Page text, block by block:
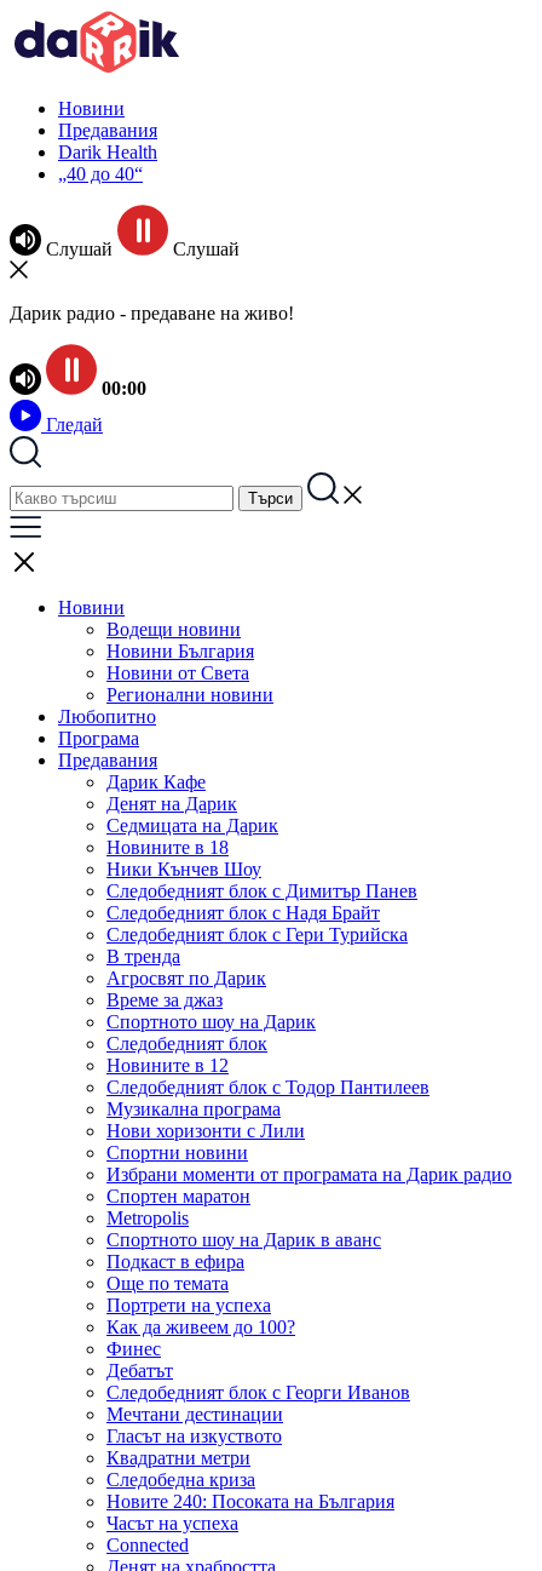
Новини
Предавания
Darik Health
„40 до 40“
Слушай Слушай
Дарик радио - предаване на живо!
00:00
Гледай
Новини
Водещи новини
Новини България
Новини от Света
Регионални новини
Любопитно
Програма
Предавания
Дарик Кафе
Денят на Дарик
Седмицата на Дарик
Новините в 18
Ники Кънчев Шоу
Следобедният блок с Димитър Панев
Следобедният блок с Надя Брайт
Следобедният блок с Гери Турийска
В тренда
Агросвят по Дарик
Време за джаз
Спортното шоу на Дарик
Следобедният блок
Новините в 12
Следобедният блок с Тодор Пантилеев
Музикална програма
Нови хоризонти с Лили
Спортни новини
Избрани моменти от програмата на Дарик радио
Спортен маратон
Metropolis
Спортното шоу на Дарик в аванс
Подкаст в ефира
Още по темата
Портрети на успеха
Как да живеем до 100?
Финес
Дебатът
Следобедният блок с Георги Иванов
Мечтани дестинации
Гласът на изкуството
Квадратни метри
Следобедна криза
Новите 240: Посоката на България
Часът на успеха
Connected
Денят на храбростта